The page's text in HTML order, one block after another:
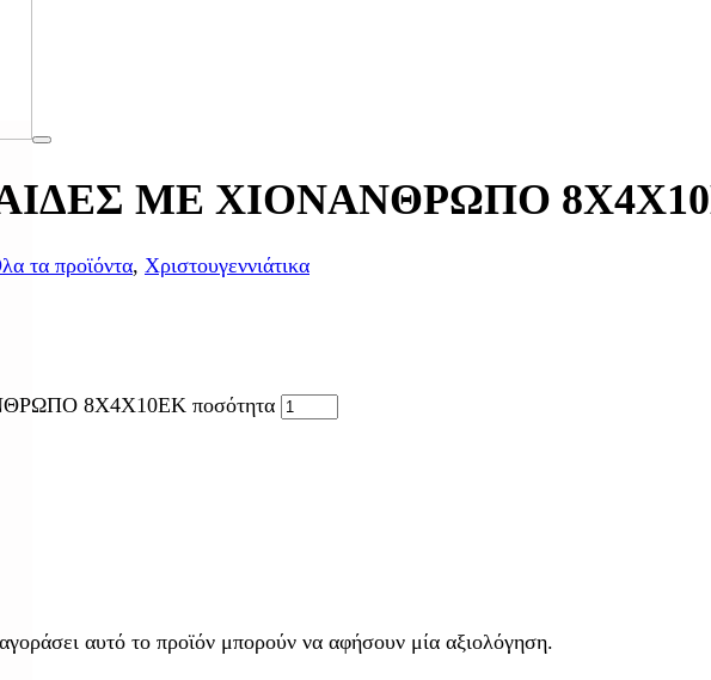
ΜΕ ΧΙΟΝΑΝΘΡΩΠΟ
τα προϊόντα, Χριστουγεννιάτικα
8Χ4Χ10ΕΚ ποσότητα
αυτό το προϊόν μπορούν να αφήσουν μία αξιολόγηση.